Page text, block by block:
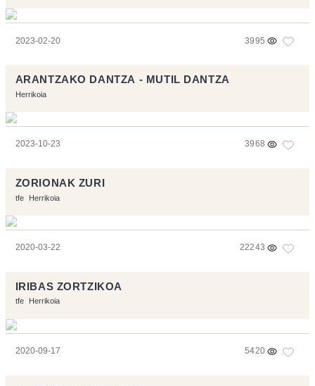
2023-02-20 3995
ARANTZAKO DANTZA - MUTIL DANTZA
Herrikoia
2023-10-23 3968
ZORIONAK ZURI
tfe Herrikoia
2020-03-22 22243
IRIBAS ZORTZIKOA
tfe Herrikoia
2020-09-17 5420